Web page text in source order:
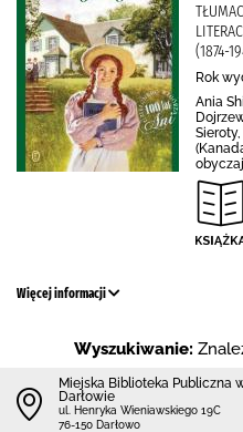
(1874-
Rok
Ania
Więcej informacji
Wyszukiwanie:
Miejska Biblioteka Publiczna
Darłowie
ul. Henryka Wieniawskiego 19C
76-150 Darłowo